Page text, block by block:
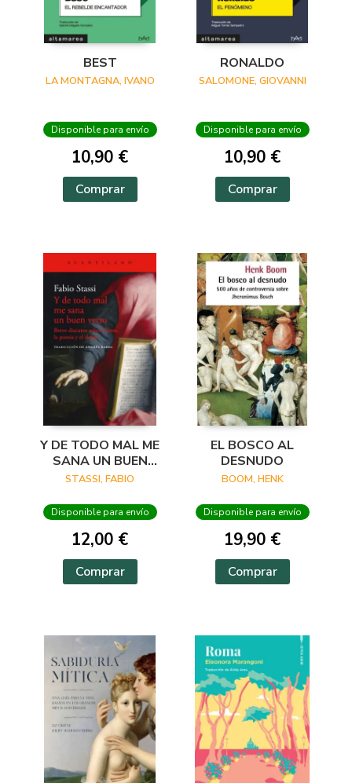
BEST
LA MONTAGNA, IVANO
Disponible para envío
10,90 €
Comprar
RONALDO
SALOMONE, GIOVANNI
Disponible para envío
10,90 €
Comprar
Y DE TODO MAL ME
SANA UN BUEN
VERSO
STASSI, FABIO
Disponible para envío
12,00 €
Comprar
EL BOSCO AL
DESNUDO
BOOM, HENK
Disponible para envío
19,90 €
Comprar